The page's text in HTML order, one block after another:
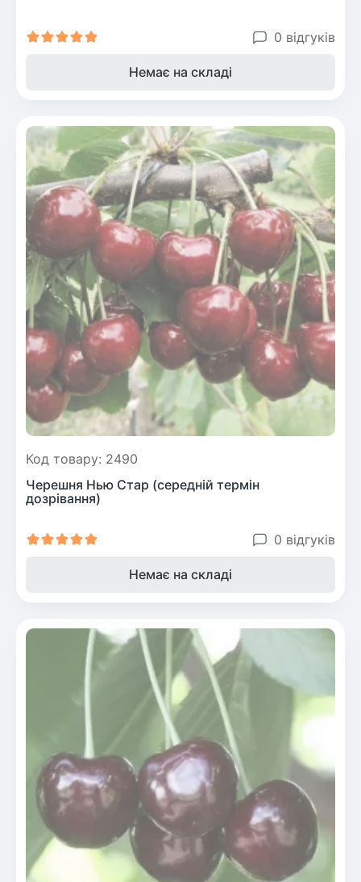
0 відгуків
Немає на складі
Код товару: 2490
Черешня Нью Стар (середній термін
дозрівання)
0 відгуків
Немає на складі